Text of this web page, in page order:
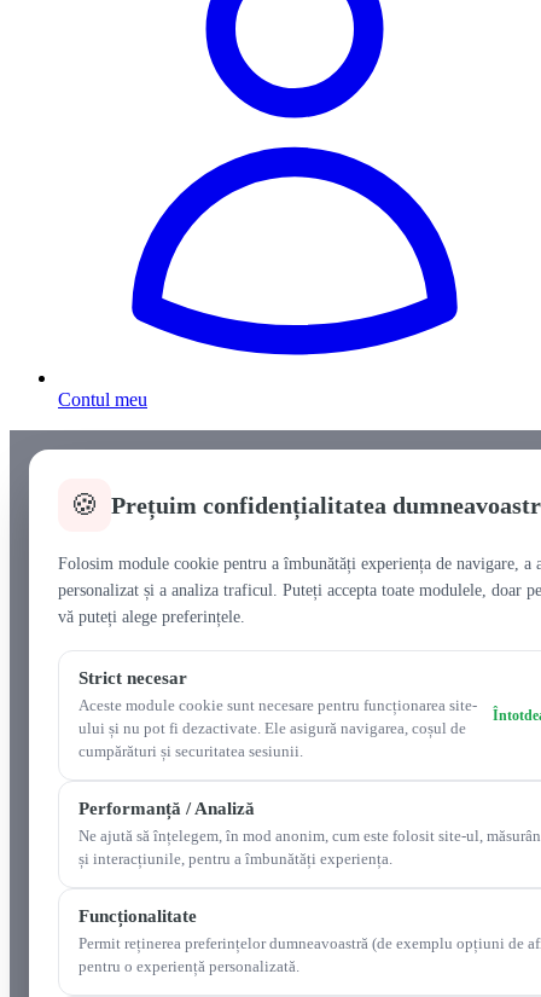
Contul meu
🍪 Prețuim confidențialitatea
Folosim module cookie pentru a îmbunătăți experiența de navigare, a
personalizat și a analiza traficul. Puteți accepta toate modulele, doar
vă puteți alege preferințele.
Strict necesar
Aceste module cookie sunt necesare pentru funcționarea site-
ului și nu pot fi dezactivate. Ele asigură navigarea, coșul de
cumpărături și securitatea sesiunii.
Performanță / Analiză
Ne ajută să înțelegem, în mod anonim, cum este folosit site-ul,
și interacțiunile, pentru a îmbunătăți experiența.
Funcționalitate
Permit reținerea preferințelor dumneavoastră (de exemplu opțiuni de
pentru o experiență personalizată.